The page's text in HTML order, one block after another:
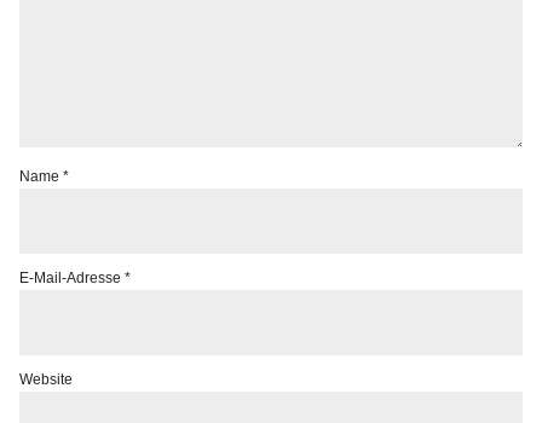
Name*
E-Mail-Adresse*
Website